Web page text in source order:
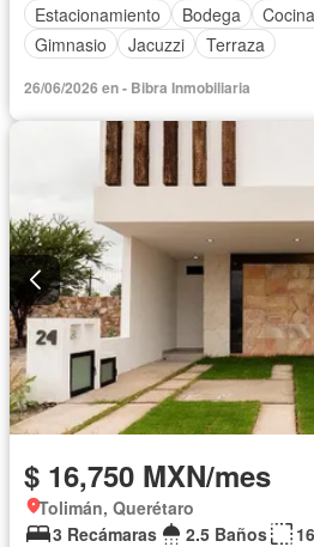
Estacionamiento
Bodega
Gimnasio
Jacuzzi Terraza
26/06/2026 en - Bibra Inmobiliaria
$ 16,750 MXN/mes
Tolimán, Querétaro
3 Recámaras
2.5 Baños